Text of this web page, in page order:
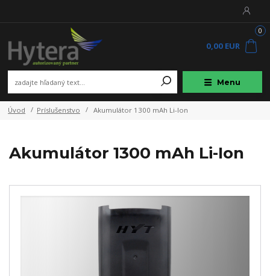
Menu
0
0,00 EUR
Úvod Príslušenstvo Akumulátor 1300 mAh Li-Ion
Akumulátor 1300 mAh Li-Ion